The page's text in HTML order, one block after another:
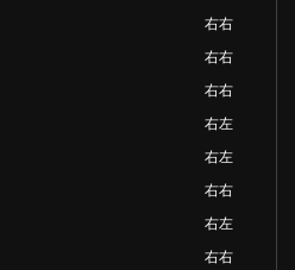
右右
右右
右右
右左
右左
右右
右左
右右